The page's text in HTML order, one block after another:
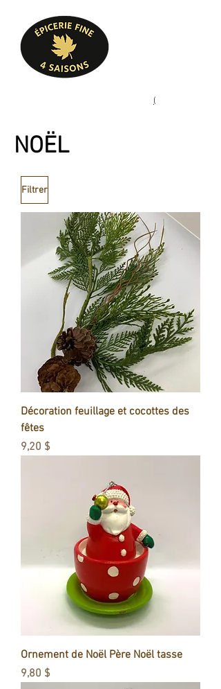
(
NOËL
Filtrer
Décoration feuillage et cocottes des
fêtes
Prix
9,20 $
Ornement de Noël Père Noël tasse
Prix
9,80 $